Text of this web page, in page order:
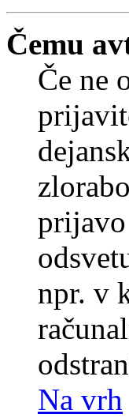
Čemu
Če ne
npr. v
Na vrh